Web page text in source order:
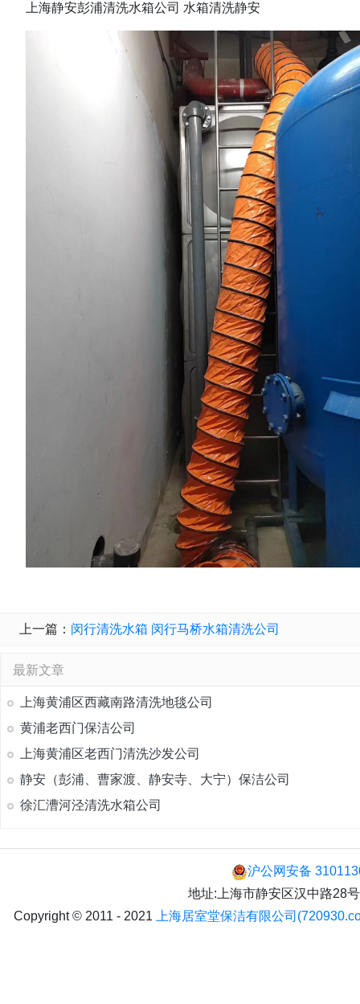
上海静安彭浦清洗水箱公司 水箱清洗静安
上一篇： 闵行清洗水箱 闵行马桥水箱清洗公司
最新文章
上海黄浦区西藏南路清洗地毯公司
黄浦老西门保洁公司
上海黄浦区老西门清洗沙发公司
静安（彭浦、曹家渡、静安寺、大宁）保洁公司
徐汇漕河泾清洗水箱公司
沪公网安备
地址:上海市静安区汉中路28
Copyright © 2011 - 2021
上海居室堂保洁有限公司